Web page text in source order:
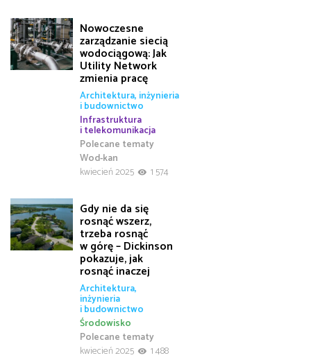
Nowoczesne
zarządzanie siecią
wodociągową: Jak
Utility Network
zmienia pracę
Architektura, inżynieria
i budownictwo
Infrastruktura
i telekomunikacja
Polecane tematy
Wod-kan
kwiecień 2025
1 574
Gdy nie da się
rosnąć wszerz,
trzeba rosnąć
w górę – Dickinson
pokazuje, jak
rosnąć inaczej
Architektura,
inżynieria
i budownictwo
Polecane tematy
Środowisko
kwiecień 2025
1 488